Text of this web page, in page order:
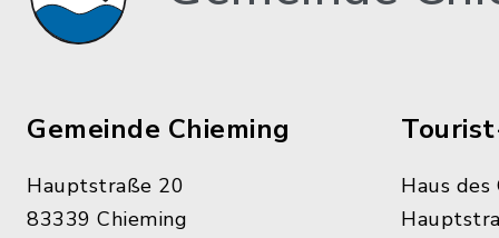
Gemeinde Chieming
Hauptstraße 20
83339 Chieming
Haus des